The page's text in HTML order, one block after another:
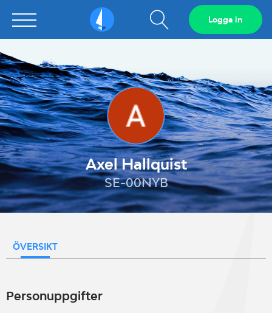
Sailarena Visa
sökfält
Logga in
Axel Hallquist
SE-00NYB
ÖVERSIKT
Personuppgifter